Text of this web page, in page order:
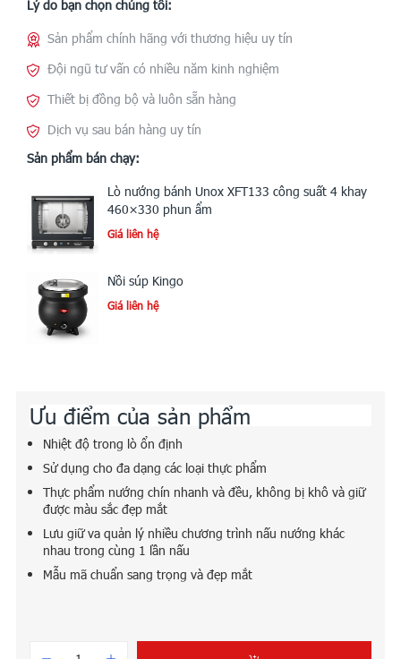
Lý do bạn chọn chúng tôi:
Sản phẩm chính hãng với thương hiệu uy tín
Đội ngũ tư vấn có nhiều năm kinh nghiệm
Thiết bị đồng bộ và luôn sẵn hàng
Dịch vụ sau bán hàng uy tín
Sản phẩm bán chạy:
Lò nướng bánh Unox XFT133 công suất 4 khay
460×330 phun ẩm
Giá liên hệ
Nồi súp Kingo
Giá liên hệ
Ưu điểm của sản phẩm
Nhiệt độ trong lò ổn định
Sử dụng cho đa dạng các loại thực phẩm
Thực phẩm nướng chín nhanh và đều, không bị khô và giữ
được màu sắc đẹp mắt
Lưu giữ va quản lý nhiều chương trình nấu nướng khác
nhau trong cùng 1 lần nấu
Mẫu mã chuẩn sang trọng và đẹp mắt